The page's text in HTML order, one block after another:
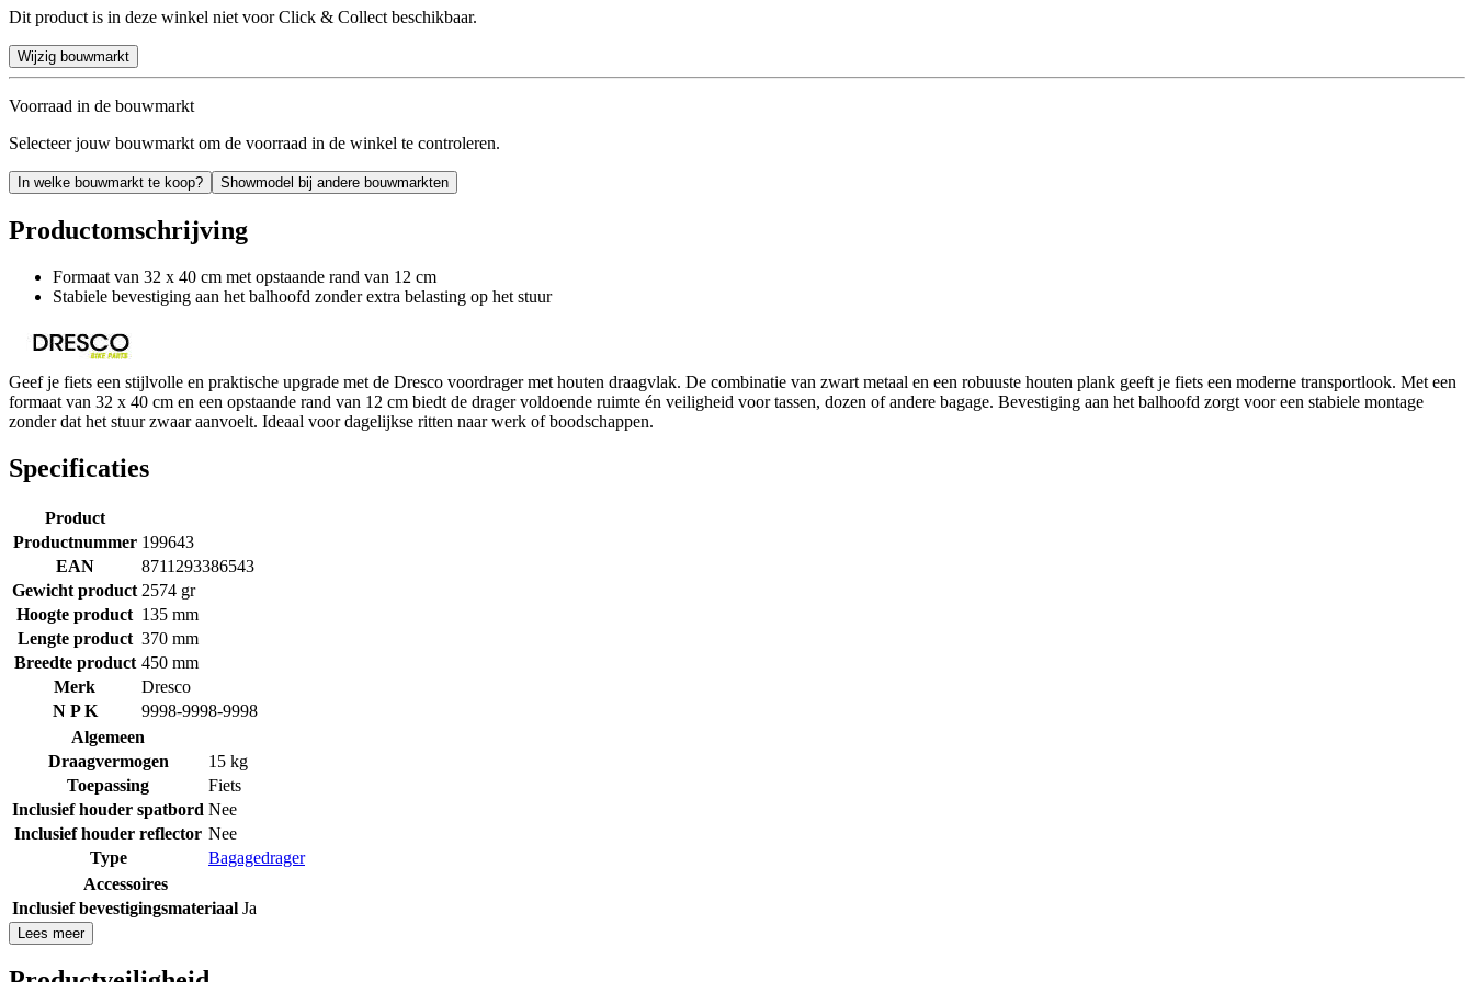
Dit product is in deze winkel niet voor Click & Collect beschikbaar.
Wijzig bouwmarkt
Voorraad in de bouwmarkt
Selecteer jouw bouwmarkt om de voorraad in de winkel te controleren.
In welke bouwmarkt te koop? Showmodel bij andere bouwmarkten
Productomschrijving
Formaat van 32 x 40 cm met opstaande rand van 12 cm
Stabiele bevestiging aan het balhoofd zonder extra belasting op het stuur
Geef je fiets een stijlvolle en praktische upgrade met de Dresco voordrager met houten draagvlak. De combinatie van zwart metaal en een robuuste houten plank geeft je fiets een moderne transportlook. Met een
formaat van 32 x 40 cm en een opstaande rand van 12 cm biedt de drager voldoende ruimte én veiligheid voor tassen, dozen of andere bagage. Bevestiging aan het balhoofd zorgt voor een stabiele montage
zonder dat het stuur zwaar aanvoelt. Ideaal voor dagelijkse ritten naar werk of boodschappen.
Specificaties
Product
Productnummer 199643
EAN
8711293386543
Gewicht product 2574 gr
Hoogte product 135 mm
Lengte product 370 mm
Breedte product 450 mm
Merk
Dresco
N P K
9998-9998-9998
Algemeen
Draagvermogen
15 kg
Toepassing
Fiets
Inclusief houder spatbord Nee
Inclusief houder reflector Nee
Type
Bagagedrager
Accessoires
Inclusief bevestigingsmateriaal Ja
Lees meer